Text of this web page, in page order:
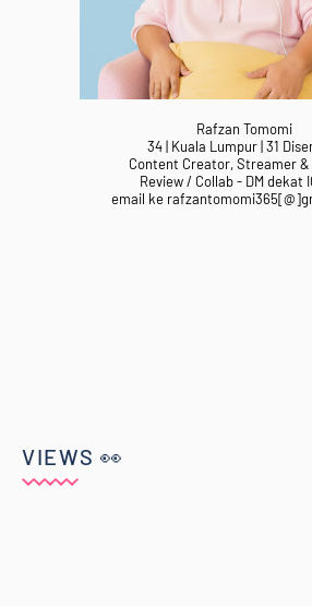
Rafzan Tomomi
34 | Kuala Lumpur | 31
Content Creator, Streamer
Review / Collab - DM dekat
email ke
VIEWS 👀